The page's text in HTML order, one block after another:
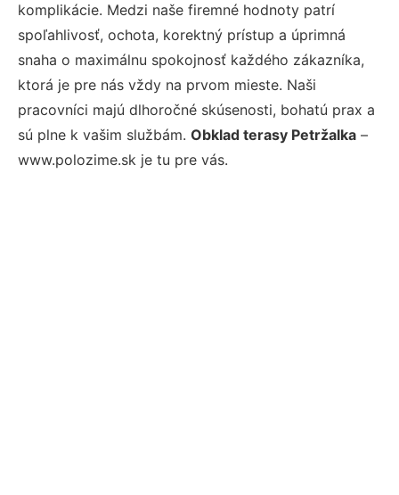
komplikácie. Medzi naše firemné hodnoty patrí
spoľahlivosť, ochota, korektný prístup a úprimná
snaha o maximálnu spokojnosť každého zákazníka,
ktorá je pre nás vždy na prvom mieste. Naši
pracovníci majú dlhoročné skúsenosti, bohatú prax a
sú plne k vašim službám. Obklad terasy Petržalka –
www.polozime.sk je tu pre vás.